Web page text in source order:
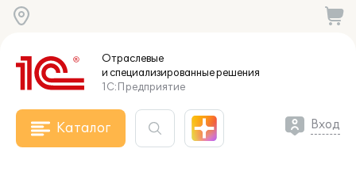
Отраслевые
и специализированныерешения
1С:Предприятие
Каталог Вход